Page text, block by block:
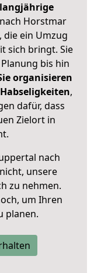
langjährige
Horstmar
ein Umzug
sich bringt. Sie
bis hin
organisieren
,
dafür, dass
Zielort in
nach
unsere
zu nehmen.
um Ihren
planen.